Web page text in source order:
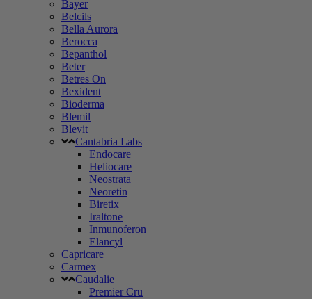
Bayer
Belcils
Bella Aurora
Berocca
Bepanthol
Beter
Betres On
Bexident
Bioderma
Blemil
Blevit
Cantabria Labs
Endocare
Heliocare
Neostrata
Neoretin
Biretix
Iraltone
Inmunoferon
Elancyl
Capricare
Carmex
Caudalie
Premier Cru